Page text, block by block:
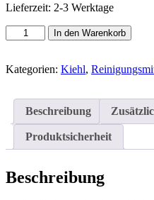
Lieferzeit: 2-3 Werktage
KIEHL
Clarida-
Universalreiniger
eco
streifenfrei
In den Warenkorb
Kategorien: Kiehl,
Beschreibung
Produktsicherheit
Beschreibung